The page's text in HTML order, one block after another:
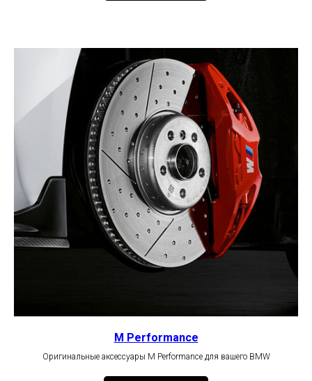
M Performance
Оригинальные аксессуары M Performance для вашего BMW